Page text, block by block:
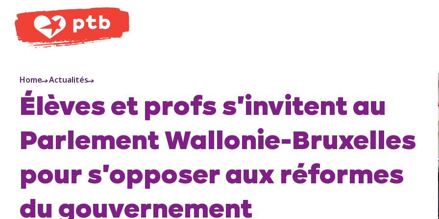
Home Actualités
Élèves et profs s'invitent au
Parlement Wallonie-Bruxelles
pour s'opposer aux réformes
du gouvernement